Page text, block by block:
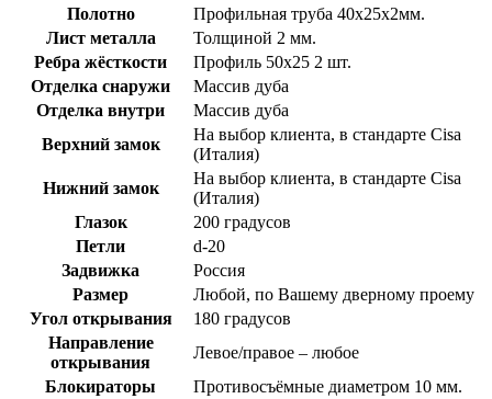
Полотно
Профильная труба 40х25х2мм.
Лист металла
Толщиной 2 мм.
Ребра жёсткости
Профиль 50х25 2 шт.
Отделка снаружи
Массив дуба
Отделка внутри
Массив дуба
Верхний замок
На выбор клиента, в стандарте Cisa
(Италия)
Нижний замок
На выбор клиента, в стандарте Cisa
(Италия)
Глазок
200 градусов
Петли
d-20
Задвижка
Россия
Размер
Любой, по Вашему дверному проему
Угол открывания
180 градусов
Направление
открывания
Левое/правое – любое
Блокираторы
Противосъёмные диаметром 10 мм.